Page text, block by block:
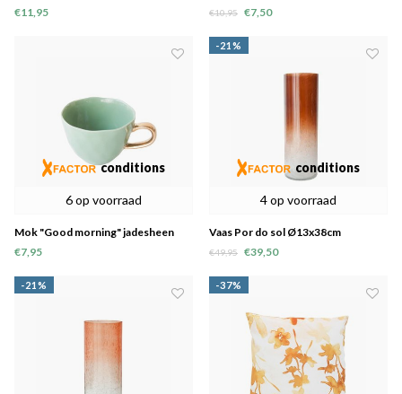
samenkomt-
€11,95 €10,95 €7,50
6 op voorraad
conditions
Mok "Good morning" jadesheen
€7,95
-21%
4 op voorraad
conditions
Vaas Por do sol Ø13x38cm
€49,95 €39,50
-21% -37%